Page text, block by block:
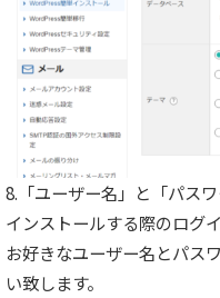
8.「ユーザー名」と「パス
インストールする際のログ
お好きなユーザー名とパス
い致します。